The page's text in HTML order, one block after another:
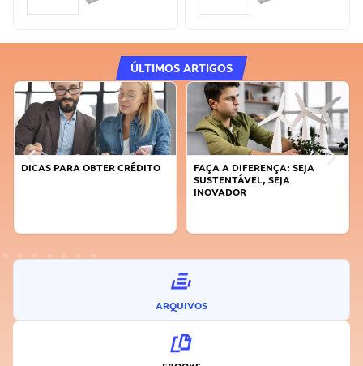
ÚLTIMOS ARTIGOS
DICAS PARA OBTER CRÉDITO
FAÇA A DIFERENÇA: SEJA
SUSTENTÁVEL, SEJA
INOVADOR
ARQUIVOS